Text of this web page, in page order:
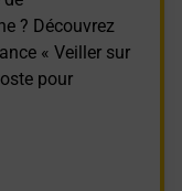
? Découvrez
« Veiller sur
pour